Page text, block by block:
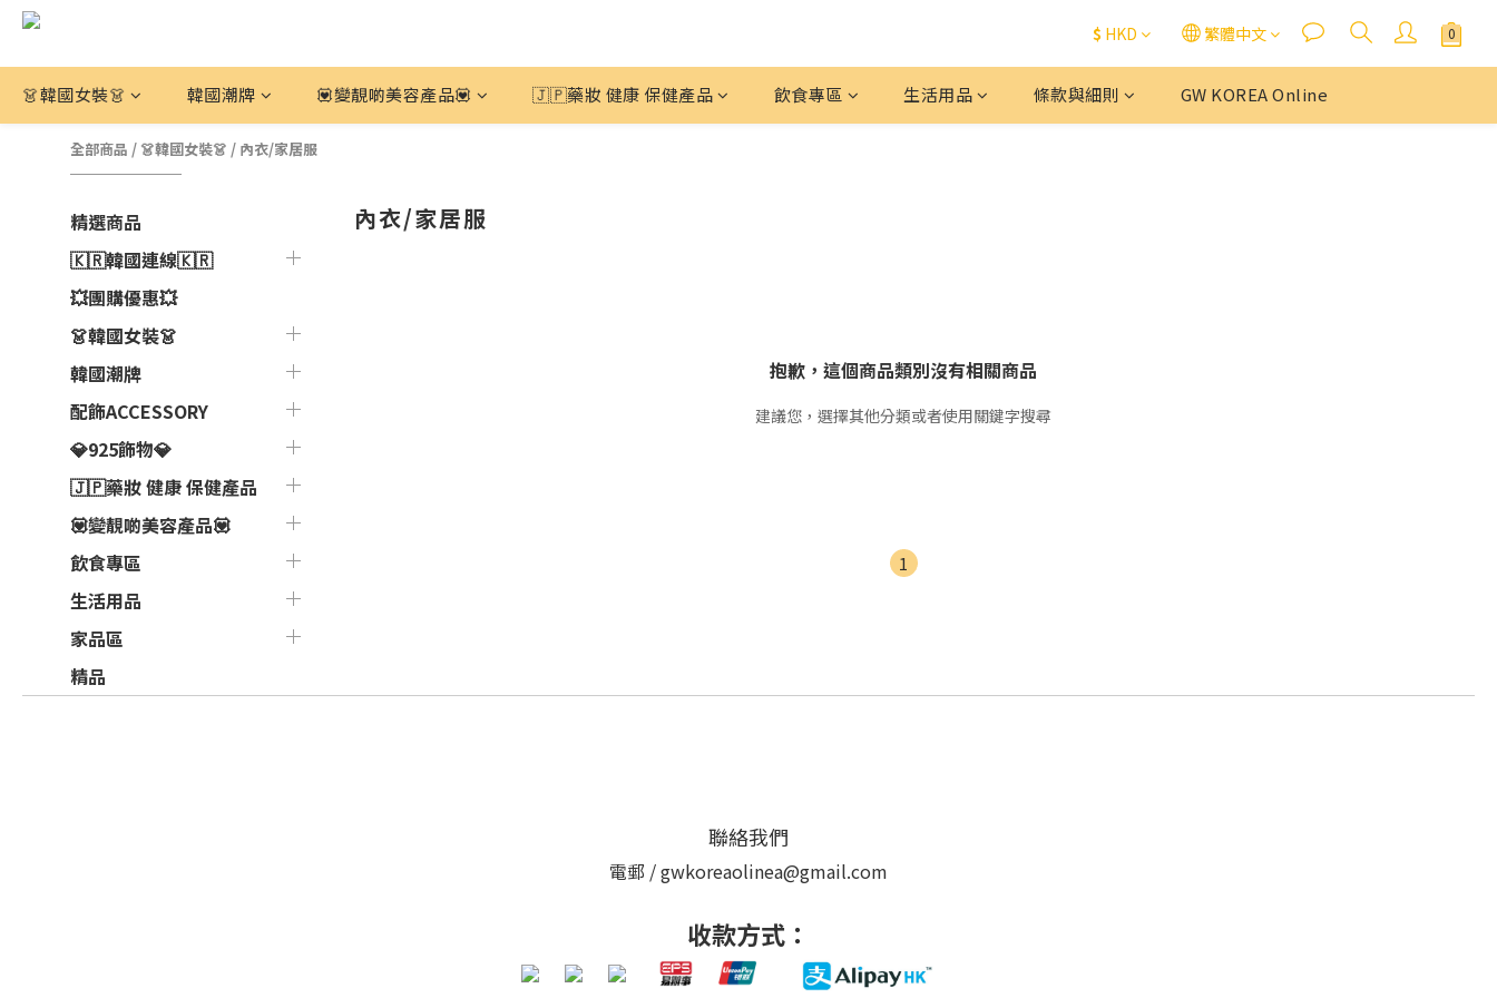
$ HKD 繁體中文
👗韓國女裝👗 韓國潮牌 💟變靚啲美容產品💟 🇯🇵藥妝 健康 保健產品 飲食專區 生活用品 條款與細則 GW KOREA Online
全部商品 / 👗韓國女裝👗 / 內衣/家居服
精選商品
🇰🇷韓國連線🇰🇷
💥團購優惠💥
👗韓國女裝👗
韓國潮牌
配飾ACCESSORY
💎925飾物💎
🇯🇵藥妝 健康 保健產品
💟變靚啲美容產品💟
飲食專區
生活用品
家品區
精品
內衣/家居服
抱歉，這個商品類別沒有相關商品
建議您，選擇其他分類或者使用關鍵字搜尋
1
聯絡我們
電郵 / gwkoreaolinea@gmail.com
收款方式：